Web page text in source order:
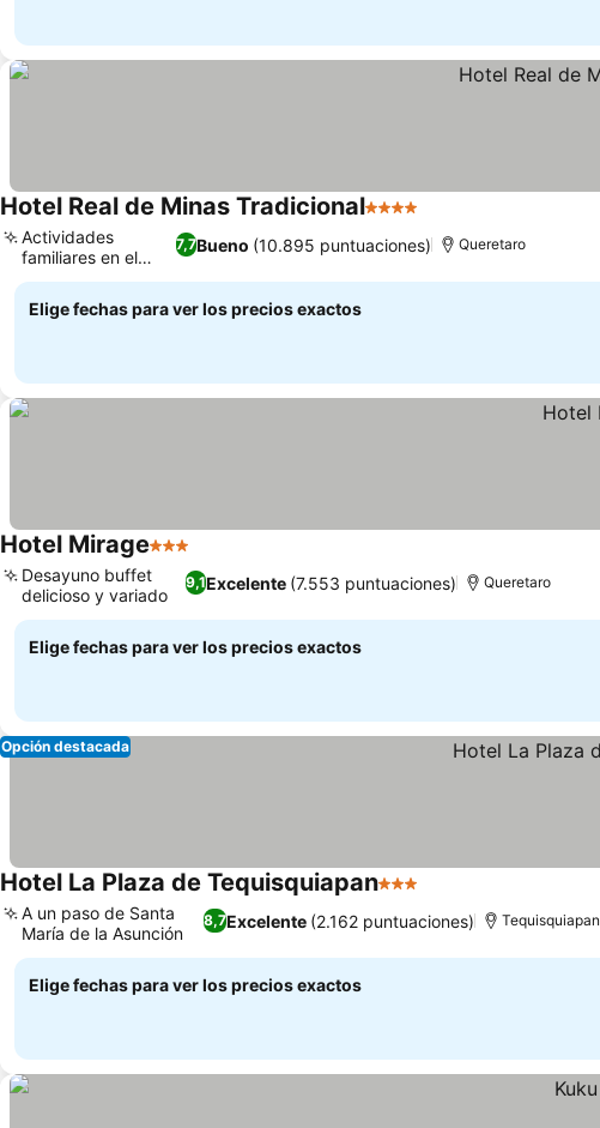
Hotel Real de Minas Tradicional4 Estrellas
7,7Bueno (10.895 puntuaciones)
Actividades
familiares en el
hotel
Queretaro
Elige fechas para ver los precios exactos
Hotel Mirage3 Estrellas
9,1Excelente (7.553 puntuaciones)
Desayuno buffet
delicioso y variado
Queretaro
Elige fechas para ver los precios exactos
Opción destacada
Hotel La Plaza de Tequisquiapan3 Estrellas
8,7Excelente (2.162 puntuaciones)
A un paso de Santa
María de la Asunción
Tequisquiapan
Elige fechas para ver los precios exactos